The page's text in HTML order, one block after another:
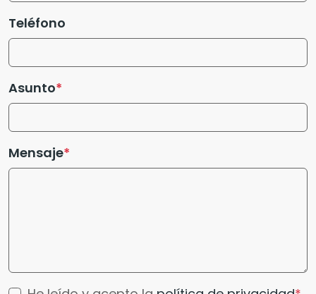
Teléfono
Asunto
Mensaje